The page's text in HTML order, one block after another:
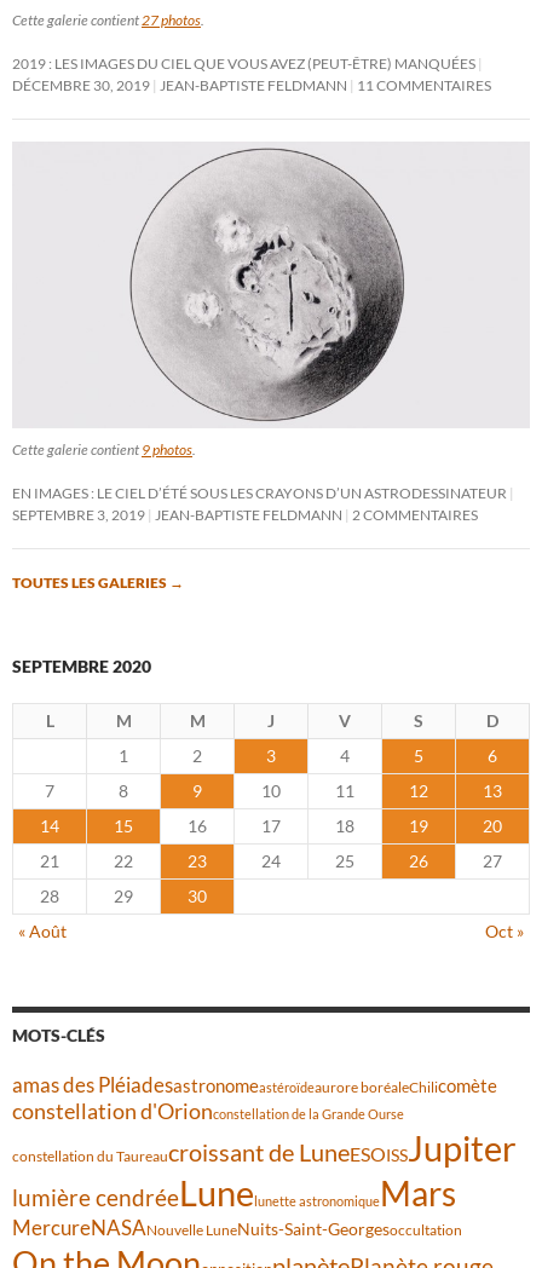
Cette galerie contient 27 photos
2019 : LES IMAGES DU CIEL QUE VOUS AVEZ (PEUT-ÊTRE) MANQUÉES
DÉCEMBRE 30, 2019
JEAN-BAPTISTE FELDMANN 11 COMMENTAIRES
Cette galerie contient 9 photos
EN IMAGES : LE CIEL D’ÉTÉ SOUS LES CRAYONS D’UN ASTRODESSINATEUR
SEPTEMBRE 3, 2019
JEAN-BAPTISTE FELDMANN 2 COMMENTAIRES
TOUTES LES GALERIES →
SEPTEMBRE 2020
L M M J V S
D
1
2 3 4 5
6
7
8 9 10 11 12
13
14
15 16 17 18 19
20
21
22 23 24 25 26
27
28
29
30
« Août
Oct »
MOTS-CLÉS
amas des Pléiadesastronomeastéroïdeaurore boréaleChilicomète
constellation d'Orionconstellation de la Grande Ourse
constellation du Taureaucroissant de LuneESOISSJupiter
lumière cendréeLunelunette astronomiqueMars
MercureNASANouvelle LuneNuits-Saint-Georgesoccultation